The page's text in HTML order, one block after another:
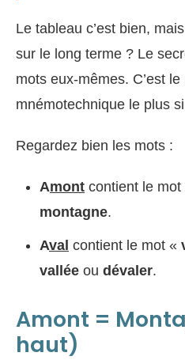
Le tableau c’est bien,
sur le long terme ? Le
mots eux-mêmes. C’est le
mnémotechnique le plus
Regardez bien les mots :
Amont contient le mot
montagne.
Aval contient le mot «
vallée ou dévaler.
Amont =
haut)